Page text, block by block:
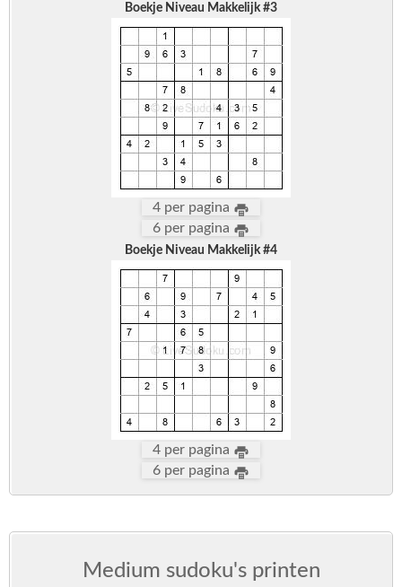
Boekje Niveau Makkelijk #3
4 per pagina
6 per pagina
Boekje Niveau Makkelijk #4
4 per pagina
6 per pagina
Medium sudoku's printen